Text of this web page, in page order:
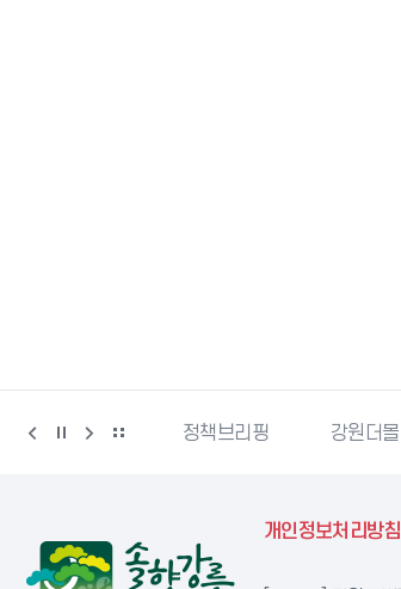
강릉단오제 정책브리핑 강원더몰
개인정보처리방침